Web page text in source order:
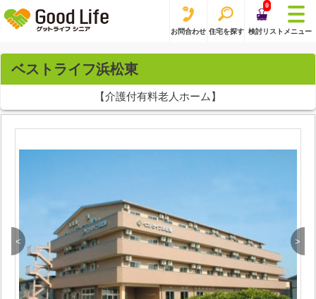
お問合わせ 住宅を探す
0
検討リスト メニュー
ベストライフ浜松東
【介護付有料老人ホーム】
< >